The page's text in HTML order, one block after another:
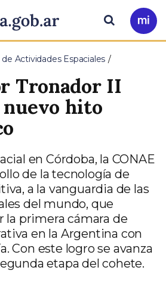
Ir
a
Buscar
Actividades Espaciales
Tronador II
hito
en Córdoba, la CONAE
de la tecnología de
a la vanguardia de las
del mundo, que
primera cámara de
en la Argentina con
Con este logro se avanza
etapa del cohete.